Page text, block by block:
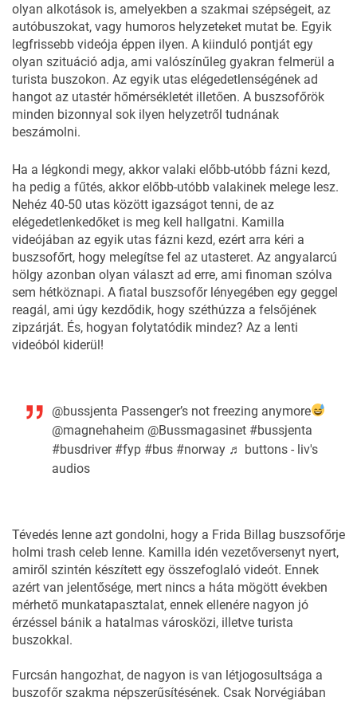
olyan alkotások is, amelyekben a szakmai szépségeit, az
autóbuszokat, vagy humoros helyzeteket mutat be. Egyik
legfrissebb videója éppen ilyen. A kiinduló pontját egy
olyan szituáció adja, ami valószínűleg gyakran felmerül a
turista buszokon. Az egyik utas elégedetlenségének ad
hangot az utastér hőmérsékletét illetően. A buszsofőrök
minden bizonnyal sok ilyen helyzetről tudnának
beszámolni.
Ha a légkondi megy, akkor valaki előbb-utóbb fázni kezd,
ha pedig a fűtés, akkor előbb-utóbb valakinek melege lesz.
Nehéz 40-50 utas között igazságot tenni, de az
elégedetlenkedőket is meg kell hallgatni. Kamilla
videójában az egyik utas fázni kezd, ezért arra kéri a
buszsofőrt, hogy melegítse fel az utasteret. Az angyalarcú
hölgy azonban olyan választ ad erre, ami finoman szólva
sem hétköznapi. A fiatal buszsofőr lényegében egy geggel
reagál, ami úgy kezdődik, hogy széthúzza a felsőjének
zipzárját. És, hogyan folytatódik mindez? Az a lenti
videóból kiderül!
@bussjenta Passenger’s not freezing anymore
@magnehaheim @Bussmagasinet #bussjenta
#busdriver #fyp #bus #norway ♬ buttons - liv's
audios
Tévedés lenne azt gondolni, hogy a Frida Billag buszsofőrje
holmi trash celeb lenne. Kamilla idén vezetőversenyt nyert,
amiről szintén készített egy összefoglaló videót. Ennek
azért van jelentősége, mert nincs a háta mögött években
mérhető munkatapasztalat, ennek ellenére nagyon jó
érzéssel bánik a hatalmas városközi, illetve turista
buszokkal.
Furcsán hangozhat, de nagyon is van létjogosultsága a
buszofőr szakma népszerűsítésének. Csak Norvégiában